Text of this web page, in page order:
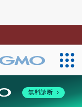
無料診断